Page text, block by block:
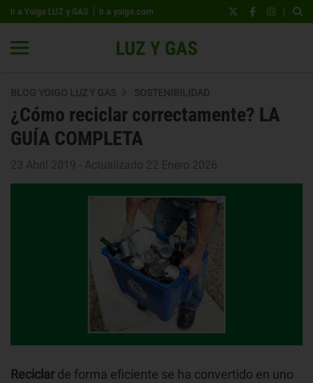
Ir a Yoigo LUZ y GAS Ir a yoigo.com |
BLOG YOIGO LUZ Y GAS SOSTENIBILIDAD
¿Cómo reciclar correctamente? LA
GUÍA COMPLETA
23 Abril 2019 - Actualizado 22 Enero 2026
Reciclar de forma eficiente se ha convertido en uno